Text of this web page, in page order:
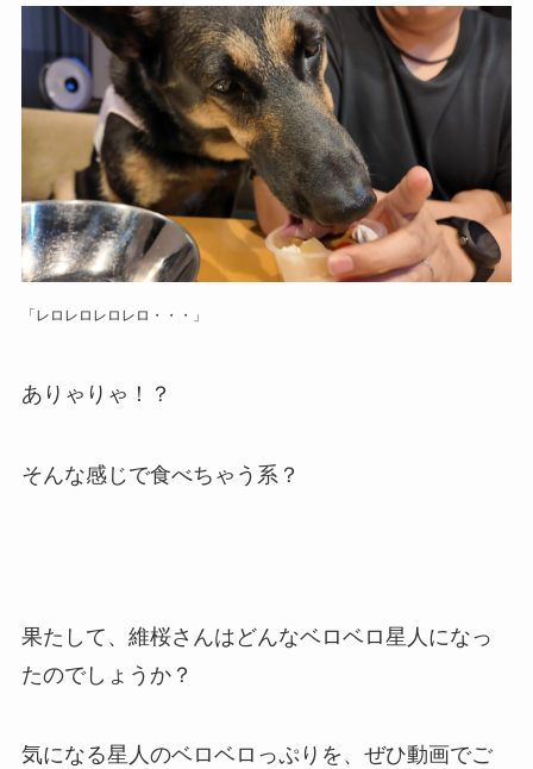
「レロレロレロレロ・・・」
ありゃりゃ！？
そんな感じで食べちゃう系？
果たして、維桜さんはどんなベロベロ星人になっ
たのでしょうか？
気になる星人のベロベロっぷりを、ぜひ動画でご